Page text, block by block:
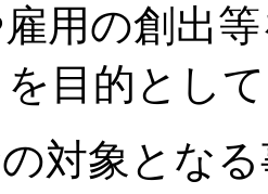
用の創出
目的とし
対象とな